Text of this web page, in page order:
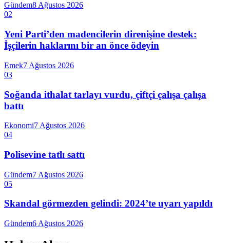
Gündem8 Ağustos 2026
02
Yeni Parti’den madencilerin direnişine destek:
İşçilerin haklarını bir an önce ödeyin
Emek7 Ağustos 2026
03
Soğanda ithalat tarlayı vurdu, çiftçi çalışa çalışa
battı
Ekonomi7 Ağustos 2026
04
Polisevine tatlı sattı
Gündem7 Ağustos 2026
05
Skandal görmezden gelindi: 2024’te uyarı yapıldı
Gündem6 Ağustos 2026